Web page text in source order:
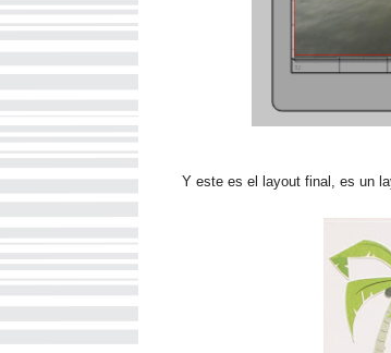
Y este es el layout final, es un